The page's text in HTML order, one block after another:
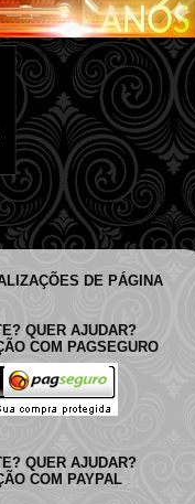
DE PÁGINA
QUER AJUDAR?
COM PAGSEGURO
QUER AJUDAR?
COM PAYPAL